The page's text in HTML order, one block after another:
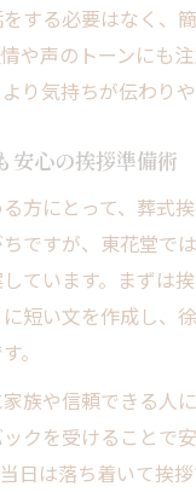
する必要はなく、
や声のトーンにも
り気持ちが伝わりや
安心の挨拶準備術
方にとって、葬式
ですが、東花堂で
ています。まずは
短い文を作成し、
。
族や信頼できる人
クを受けることで
日は落ち着いて挨